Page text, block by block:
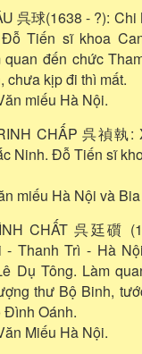
呉球(1638 - ?):
Tiến sĩ khoa
quan đến chức
chưa kịp đi thì mất.
miếu Hà Nội.
CHẤP 呉禎執:
Ninh. Đỗ Tiến sĩ
miếu Hà Nội và
CHẤT 呉廷礩
- Thanh Trì - Hà
Dụ Tông. Làm
thư Bộ Binh,
Đình Oánh.
Miếu Hà Nội.